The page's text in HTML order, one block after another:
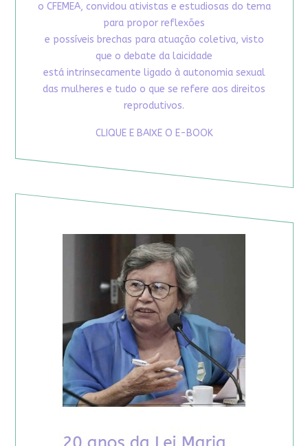
o CFEMEA, convidou ativistas e estudiosas do tema
para propor reflexões
e possíveis brechas para atuação coletiva, visto
que o debate da laicidade
está intrinsecamente ligado à autonomia sexual
das mulheres e tudo o que se refere aos direitos
reprodutivos.
CLIQUE E BAIXE O E-BOOK